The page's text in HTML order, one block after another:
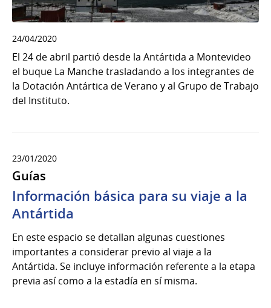
24/04/2020
El 24 de abril partió desde la Antártida a Montevideo
el buque La Manche trasladando a los integrantes de
la Dotación Antártica de Verano y al Grupo de Trabajo
del Instituto.
23/01/2020
Guías
Información básica para su viaje a la
Antártida
En este espacio se detallan algunas cuestiones
importantes a considerar previo al viaje a la
Antártida. Se incluye información referente a la etapa
previa así como a la estadía en sí misma.